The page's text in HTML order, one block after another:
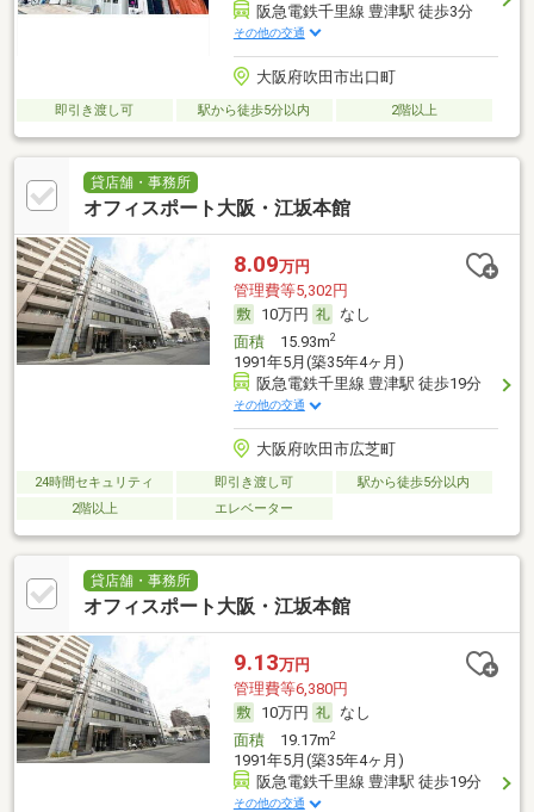
阪急電鉄千里線 豊津駅 徒歩3分
その他の交通
大阪府吹田市出口町
即引き渡し可 駅から徒歩5分以内 2階以上
貸店舗・事務所
オフィスポート大阪・江坂本館
8.09万円
管理費等5,302円
10万円
なし
面積15.93m2
1991年5月(築35年4ヶ月)
阪急電鉄千里線 豊津駅 徒歩19分
その他の交通
大阪府吹田市広芝町
24時間セキュリティ 即引き渡し可
駅から徒歩5分以内
2階以上
エレベーター
貸店舗・事務所
オフィスポート大阪・江坂本館
9.13万円
管理費等6,380円
10万円
なし
面積19.17m2
1991年5月(築35年4ヶ月)
阪急電鉄千里線 豊津駅 徒歩19分
その他の交通